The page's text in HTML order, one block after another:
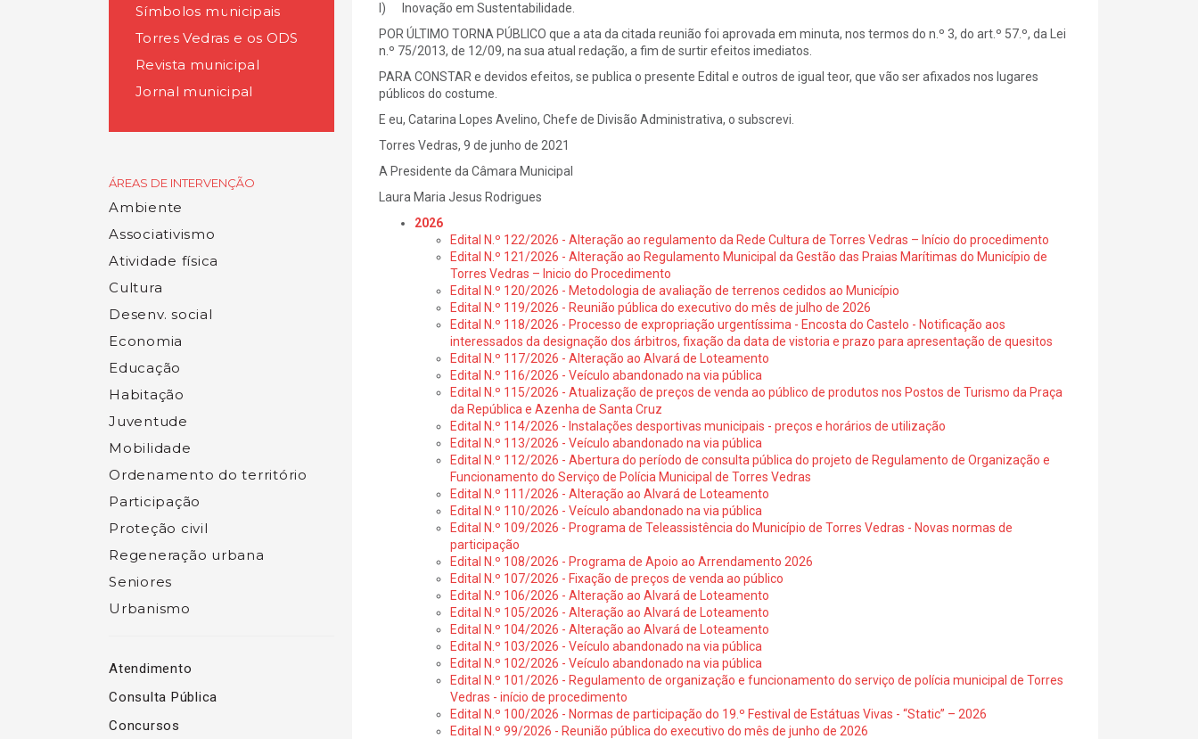
Símbolos municipais
Torres Vedras e os ODS
Revista municipal
Jornal municipal
ÁREAS DE INTERVENÇÃO
Ambiente
Associativismo
Atividade física
Cultura
Desenv. social
Economia
Educação
Habitação
Juventude
Mobilidade
Ordenamento do território
Participação
Proteção civil
Regeneração urbana
Seniores
Urbanismo
Atendimento
Consulta Pública
Concursos
l) Inovação em Sustentabilidade.
POR ÚLTIMO TORNA PÚBLICO que a ata da citada reunião foi aprovada em minuta, nos termos do n.º 3, do art.º 57.º, da Lei
n.º 75/2013, de 12/09, na sua atual redação, a fim de surtir efeitos imediatos.
PARA CONSTAR e devidos efeitos, se publica o presente Edital e outros de igual teor, que vão ser afixados nos lugares
públicos do costume.
E eu, Catarina Lopes Avelino, Chefe de Divisão Administrativa, o subscrevi.
Torres Vedras, 9 de junho de 2021
A Presidente da Câmara Municipal
Laura Maria Jesus Rodrigues
2026
Edital N.º 122/2026 - Alteração ao regulamento da Rede Cultura de Torres Vedras – Início do procedimento
Edital N.º 121/2026 - Alteração ao Regulamento Municipal da Gestão das Praias Marítimas do Município de
Torres Vedras – Inicio do Procedimento
Edital N.º 120/2026 - Metodologia de avaliação de terrenos cedidos ao Município
Edital N.º 119/2026 - Reunião pública do executivo do mês de julho de 2026
Edital N.º 118/2026 - Processo de expropriação urgentíssima - Encosta do Castelo - Notificação aos
interessados da designação dos árbitros, fixação da data de vistoria e prazo para apresentação de quesitos
Edital N.º 117/2026 - Alteração ao Alvará de Loteamento
Edital N.º 116/2026 - Veículo abandonado na via pública
Edital N.º 115/2026 - Atualização de preços de venda ao público de produtos nos Postos de Turismo da Praça
da República e Azenha de Santa Cruz
Edital N.º 114/2026 - Instalações desportivas municipais - preços e horários de utilização
Edital N.º 113/2026 - Veículo abandonado na via pública
Edital N.º 112/2026 - Abertura do período de consulta pública do projeto de Regulamento de Organização e
Funcionamento do Serviço de Polícia Municipal de Torres Vedras
Edital N.º 111/2026 - Alteração ao Alvará de Loteamento
Edital N.º 110/2026 - Veículo abandonado na via pública
Edital N.º 109/2026 - Programa de Teleassistência do Município de Torres Vedras - Novas normas de
participação
Edital N.º 108/2026 - Programa de Apoio ao Arrendamento 2026
Edital N.º 107/2026 - Fixação de preços de venda ao público
Edital N.º 106/2026 - Alteração ao Alvará de Loteamento
Edital N.º 105/2026 - Alteração ao Alvará de Loteamento
Edital N.º 104/2026 - Alteração ao Alvará de Loteamento
Edital N.º 103/2026 - Veículo abandonado na via pública
Edital N.º 102/2026 - Veículo abandonado na via pública
Edital N.º 101/2026 - Regulamento de organização e funcionamento do serviço de polícia municipal de Torres
Vedras - início de procedimento
Edital N.º 100/2026 - Normas de participação do 19.º Festival de Estátuas Vivas - “Static” – 2026
Edital N.º 99/2026 - Reunião pública do executivo do mês de junho de 2026